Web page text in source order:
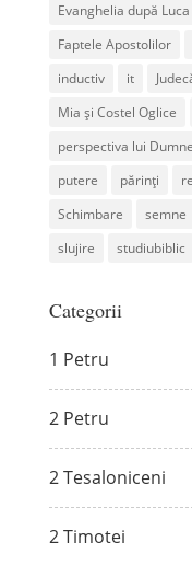
Evanghelia după Luca
Faptele Apostolilor
inductiv
it
Mia și Costel Oglice
perspectiva lui
putere
părinți
Schimbare
semne
slujire
studiubiblic
Categorii
1 Petru
2 Petru
2 Tesaloniceni
2 Timotei